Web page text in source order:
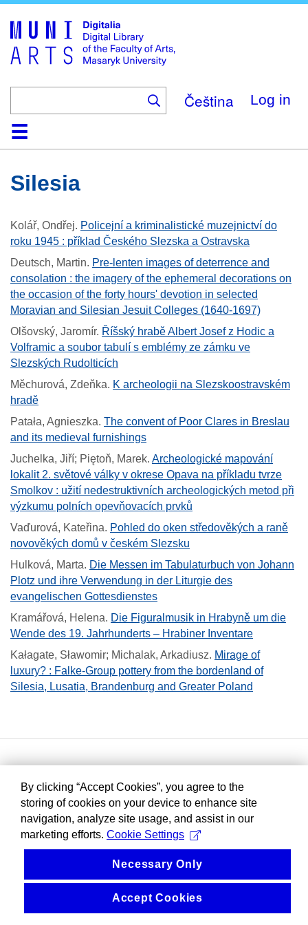
main
content
Čeština Log in
HomeCollections
Browse
Search
About
HelpContactDigitalia
Silesia
Kolář, Ondřej. Policejní a kriminalistické muzejnictví do
roku 1945 : příklad Českého Slezska a Ostravska
Deutsch, Martin. Pre-lenten images of deterrence and
consolation : the imagery of the ephemeral decorations on
the occasion of the forty hours' devotion in selected
Moravian and Silesian Jesuit Colleges (1640-1697)
Olšovský, Jaromír. Říšský hrabě Albert Josef z Hodic a
Volframic a soubor tabulí s emblémy ze zámku ve
Slezských Rudolticích
Měchurová, Zdeňka. K archeologii na Slezskoostravském
hradě
Patała, Agnieszka. The convent of Poor Clares in Breslau
and its medieval furnishings
Juchelka, Jiří; Piętoň, Marek. Archeologické mapování
lokalit 2. světové války v okrese Opava na příkladu tvrze
Smolkov : užití nedestruktivních archeologických metod při
výzkumu polních opevňovacích prvků
Vaďurová, Kateřina. Pohled do oken středověkých a raně
novověkých domů v českém Slezsku
Hulková, Marta. Die Messen im Tabulaturbuch von Johann
Plotz und ihre Verwendung in der Liturgie des
evangelischen Gottesdienstes
Kramářová, Helena. Die Figuralmusik in Hrabyně um die
Wende des 19. Jahrhunderts – Hrabiner Inventare
Kałagate, Sławomir; Michalak, Arkadiusz. Mirage of
luxury? : Falke-Group pottery from the bordenland of
Silesia, Lusatia, Brandenburg and Greater Poland
By clicking “Accept Cookies”, you agree to the
storing of cookies on your device to enhance site
navigation, analyze site usage, and assist in our
marketing efforts. Cookie Settings
Necessary Only
Accept Cookies